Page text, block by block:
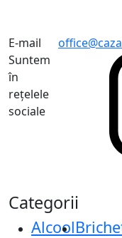
E-mail
Suntem
în
rețelele
sociale
Categorii
Alcool